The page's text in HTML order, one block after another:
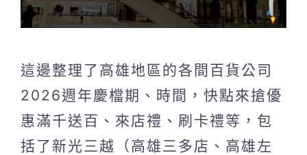
這邊整理了高雄地區的各間百貨公司
2026週年慶檔期、時間，快點來搶優
惠滿千送百、來店禮、刷卡禮等，包
括了新光三越（高雄三多店、高雄左